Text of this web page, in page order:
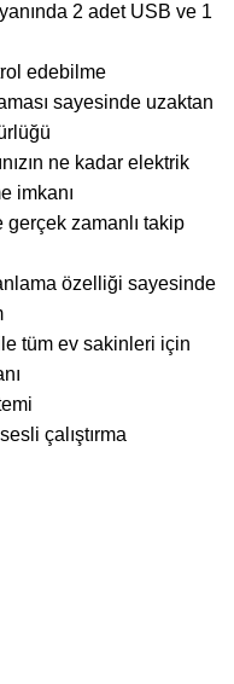
2 adet USB ve 1
edebilme
sayesinde uzaktan
ne kadar elektrik
imkanı
zamanlı takip
özelliği sayesinde
tüm ev sakinleri için
çalıştırma